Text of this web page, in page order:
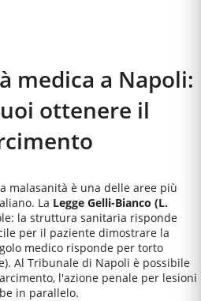
medica a Napoli:
ottenere il
malasanità è una delle aree più
La Legge Gelli-Bianco (L.
la struttura sanitaria risponde
per il paziente dimostrare la
medico risponde per torto
Al Tribunale di Napoli è possibile
l'azione penale per lesioni
in parallelo.